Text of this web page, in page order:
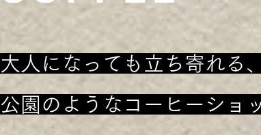
大人になっても立ち寄れる、
公園のようなコーヒーショ